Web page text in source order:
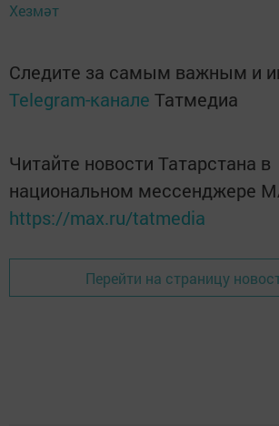
Хезмәт
Следите за самым важным и
Telegram-канале Татмедиа
Читайте новости Татарстана в
национальном мессенджере
https://max.ru/tatmedia
Перейти на страницу